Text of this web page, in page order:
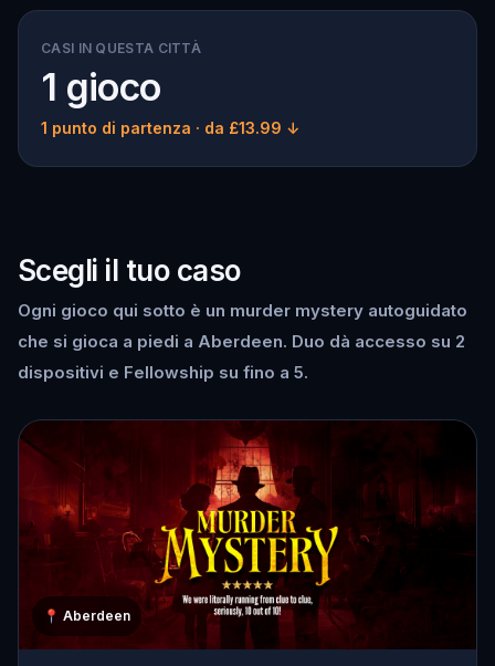
CASI IN QUESTA CITTÀ
1 gioco
1 punto di partenza · da £13.99 ↓
Scegli il tuo caso
Ogni gioco qui sotto è un murder mystery autoguidato
che si gioca a piedi a Aberdeen. Duo dà accesso su 2
dispositivi e Fellowship su fino a 5.
📍 Aberdeen